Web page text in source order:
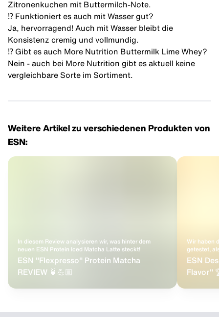
Zitronenkuchen mit Buttermilch-Note.
⁉️ Funktioniert es auch mit Wasser gut?
Ja, hervorragend! Auch mit Wasser bleibt die
Konsistenz cremig und vollmundig.
⁉️ Gibt es auch More Nutrition Buttermilk Lime Whey?
Nein - auch bei More Nutrition gibt es aktuell keine
vergleichbare Sorte im Sortiment.
Weitere Artikel zu verschiedenen Produkten von
ESN:
In diesem Review analysieren wir, was hinter dem
neuen ESN Protein Iced Matcha Latte steckt!
ESN "Flexpresso" Protein Matcha
REVIEW 🍵💪🏼
Wir haben
getestet,
ESN
Flavor"